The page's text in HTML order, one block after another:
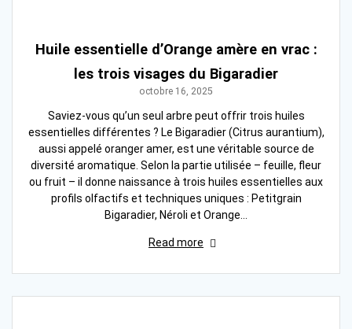
Huile essentielle d’Orange amère en vrac :
les trois visages du Bigaradier
octobre 16, 2025
Saviez-vous qu’un seul arbre peut offrir trois huiles
essentielles différentes ? Le Bigaradier (Citrus aurantium),
aussi appelé oranger amer, est une véritable source de
diversité aromatique. Selon la partie utilisée – feuille, fleur
ou fruit – il donne naissance à trois huiles essentielles aux
profils olfactifs et techniques uniques : Petitgrain
Bigaradier, Néroli et Orange…
Read more